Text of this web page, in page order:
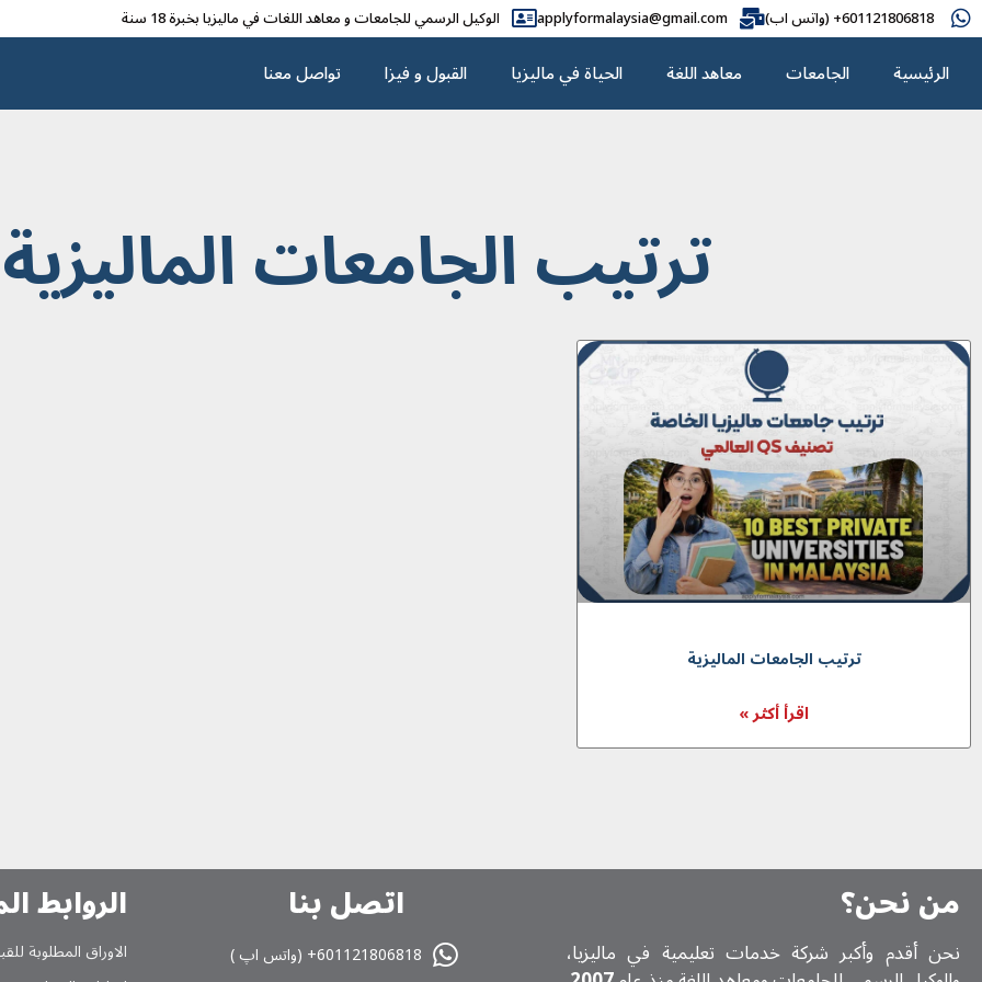
601121806818+ (واتس اب) applyformalaysia@gmail.com الوکیل الرسمي للجامعات و معاهد اللغات في مالیزیا بخبرة 18 سنة
الرئيسية الجامعات معاهد اللغة الحياة في ماليزيا القبول و فیزا تواصل معنا
ترتيب الجامعات الماليزية
ترتيب الجامعات الماليزية
اقرأ أكثر »
من نحن؟
نحن أقدم وأكبر شركة خدمات تعلیمیة في ماليزيا،
اتصل بنا
601121806818+ (واتس اپ )
الروابط
الاوراق المطلوبة